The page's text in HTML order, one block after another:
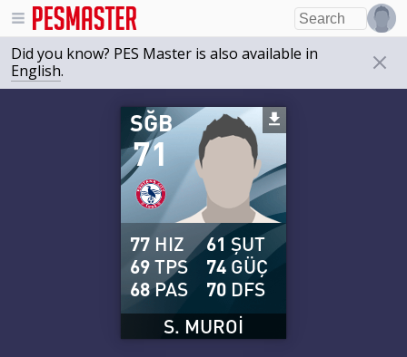
Did you know? PES Master is also available in
English.
71
SĞB
S. MUROI
77 HIZ
69TPS
68PAS
61 ŞUT
74 GÜÇ
70 DFS